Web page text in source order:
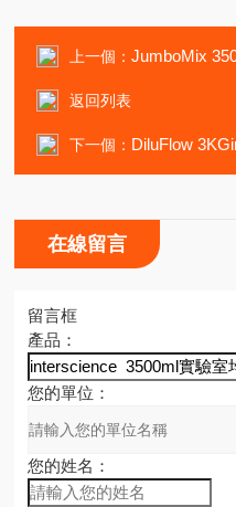
上一個：JumboMix 3500
返回列表
下一個： DiluFlow
在線留言
留言框
產品：
您的單位：
您的姓名：